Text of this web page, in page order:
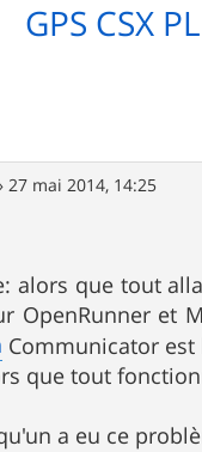
GPS CSX
27 mai 2014, 14:25
alors que tout
OpenRunner et
Communicator
que tout
a eu ce